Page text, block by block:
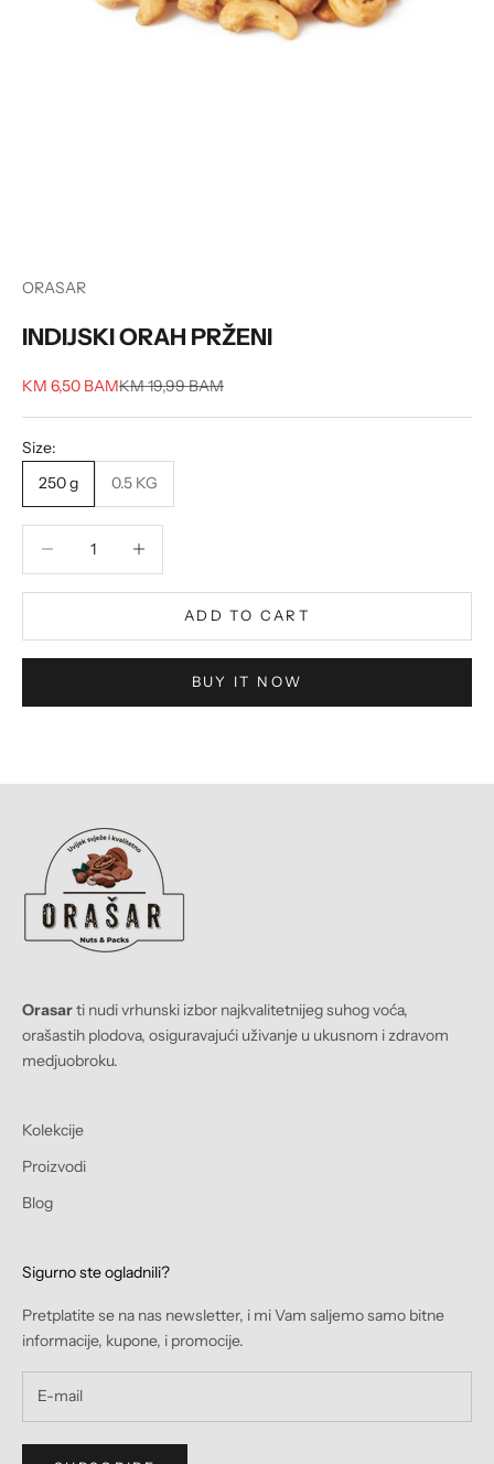
ORASAR
INDIJSKI ORAH PRŽENI
Sale price
KM 6,50 BAMRegular price
KM 19,99 BAM
Size:
250 g
0.5 KG
ADD TO CART
BUY IT NOW
Orasarti nudi vrhunski izbor najkvalitetnijeg suhog voća,
orašastih plodova, osiguravajući uživanje u ukusnom i zdravom
medjuobroku.
Kolekcije
Proizvodi
Blog
Sigurno ste ogladnili?
Pretplatite se na nas newsletter, i mi Vam saljemo samo bitne
informacije, kupone, i promocije.